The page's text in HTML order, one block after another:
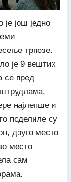
још једно
трпезе.
је 9 вештих
се пред
најлепше и
поделиле су
друго место
место
сам